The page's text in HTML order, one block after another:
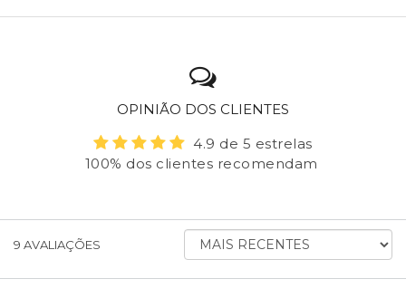
OPINIÃO DOS CLIENTES
4.9 de 5 estrelas
100% dos clientes recomendam
9 AVALIAÇÕES
ORDENAR
AVALIAÇÕES